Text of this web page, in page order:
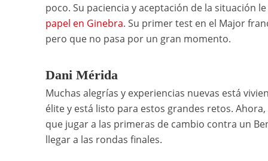
poco. Su paciencia y aceptación de la situación
papel en Ginebra. Su primer test en el Major
pero que no pasa por un gran momento.
Dani Mérida
Muchas alegrías y experiencias nuevas está
élite y está listo para estos grandes retos.
que jugar a las primeras de cambio contra un
llegar a las rondas finales.